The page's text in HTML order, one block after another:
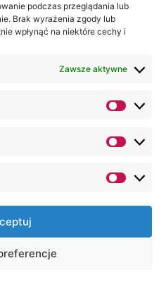
podczas przeglądania lub
Brak wyrażenia zgody lub
wpłynąć na niektóre cechy i
Zawsze aktywne